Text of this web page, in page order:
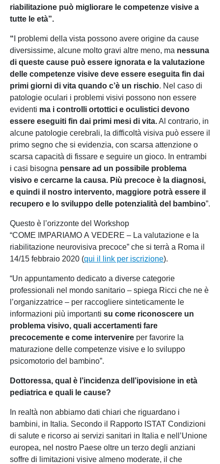
riabilitazione può migliorare le competenze visive a
tutte le età”.
“ I problemi della vista possono avere origine da cause
diversissime, alcune molto gravi altre meno, ma nessuna
di queste cause può essere ignorata e la valutazione
delle competenze visive deve essere eseguita fin dai
primi giorni di vita quando c’è un rischio. Nel caso di
patologie oculari i problemi visivi possono non essere
evidenti ma i controlli ortottici e oculistici devono
essere eseguiti fin dai primi mesi di vita.Al contrario, in
alcune patologie cerebrali, la difficoltà visiva può essere il
primo segno che si evidenzia, con scarsa attenzione o
scarsa capacità di fissare e seguire un gioco. In entrambi
i casi bisogna pensare ad un possibile problema
visivo e cercarne la causa. Più precoce è la diagnosi,
e quindi il nostro intervento, maggiore potrà essere il
recupero e lo sviluppo delle potenzialità del bambino”.
Questo è l’orizzonte del Workshop
“COME IMPARIAMO A VEDERE – La valutazione e la
riabilitazione neurovisiva precoce” che si terrà a Roma il
14/15 febbraio 2020 (qui il link per iscrizione).
“Un appuntamento dedicato a diverse categorie
professionali nel mondo sanitario – spiega Ricci che ne è
l’organizzatrice – per raccogliere sinteticamente le
informazioni più importanti su come riconoscere un
problema visivo, quali accertamenti fare
precocemente e come intervenire per favorire la
maturazione delle competenze visive e lo sviluppo
psicomotorio del bambino”.
Dottoressa, qual è l’incidenza dell’ipovisione in età
pediatrica e quali le cause?
In realtà non abbiamo dati chiari che riguardano i
bambini, in Italia. Secondo il Rapporto ISTAT Condizioni
di salute e ricorso ai servizi sanitari in Italia e nell’Unione
europea, nel nostro Paese oltre un terzo degli anziani
soffre di limitazioni visive almeno moderate, il che